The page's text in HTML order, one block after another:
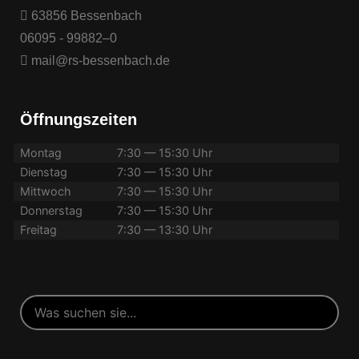
63856 Bessenbach
06095 - 99882–0
mail@rs-bessenbach.de
Öffnungszeiten
Montag
7:30 — 15:30 Uhr
Dienstag
7:30 — 15:30 Uhr
Mittwoch
7:30 — 15:30 Uhr
Donnerstag
7:30 — 15:30 Uhr
Freitag
7:30 — 13:30 Uhr